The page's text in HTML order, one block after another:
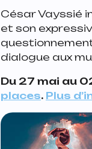
César Vayssié
et son
dialogue aux
Du 27 mai au
places. Plus